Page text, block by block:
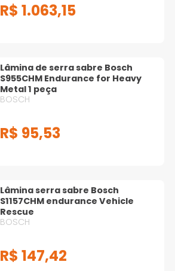
R$ 1.063,15
Lâmina de serra sabre Bosch
S955CHM Endurance for Heavy
Metal 1 peça
BOSCH
R$ 95,53
Lâmina serra sabre Bosch
S1157CHM endurance Vehicle
Rescue
BOSCH
R$ 147,42